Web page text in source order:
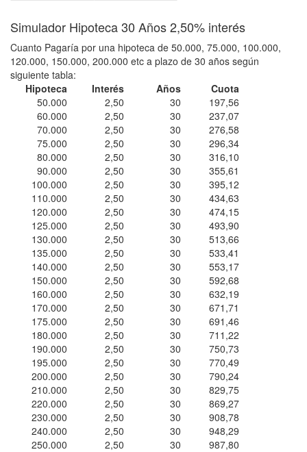
Simulador Hipoteca 30 Años 2,50% interés
Cuanto Pagaría por una hipoteca de 50.000, 75.000, 100.000,
120.000, 150.000, 200.000 etc a plazo de 30 años según
siguiente tabla:
Hipoteca
Interés Años
Cuota
50.000
2,50 30
197,56
60.000
2,50 30
237,07
70.000
2,50 30
276,58
75.000
2,50 30
296,34
80.000
2,50 30
316,10
90.000
2,50 30
355,61
100.000
2,50 30
395,12
110.000
2,50 30
434,63
120.000
2,50 30
474,15
125.000
2,50 30
493,90
130.000
2,50 30
513,66
135.000
2,50 30
533,41
140.000
2,50 30
553,17
150.000
2,50 30
592,68
160.000
2,50 30
632,19
170.000
2,50 30
671,71
175.000
2,50 30
691,46
180.000
2,50 30
711,22
190.000
2,50 30
750,73
195.000
2,50 30
770,49
200.000
2,50 30
790,24
210.000
2,50 30
829,75
220.000
2,50 30
869,27
230.000
2,50 30
908,78
240.000
2,50 30
948,29
250.000
2,50 30 987,80